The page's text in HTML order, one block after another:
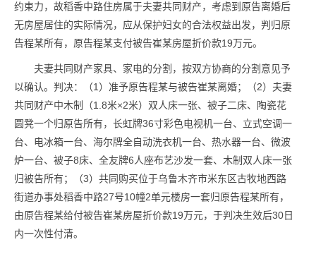
约束力，故稻香中路住房属于夫妻共同财产，考虑到原告离婚后
无房屋居住的实际情况，应从保护妇女的合法权益出发，判归原
告程某所有，原告程某支付被告崔某房屋折价款19万元。
夫妻共同财产家具、家电的分割，按双方协商的分割意见予
以确认。判决：（1）准予原告程某与被告崔某离婚；（2）夫妻
共同财产中木制（1.8米×2米）双人床一张、被子二床、陶瓷花
圆凳一个归原告所有，长虹牌36寸彩色电视机一台、立式空调一
台、电冰箱一台、海尔牌全自动洗衣机一台、热水器一台、微波
炉一台、被子8床、全友牌6人座布艺沙发一套、木制双人床一张
归被告所有；（3）共同购买位于乌鲁木齐市米东区古牧地西路
街道办事处稻香中路27号10幢2单元楼房一套归原告程某所有，
由原告程某给付被告崔某房屋折价款19万元，于判决生效后30日
内一次性付清。